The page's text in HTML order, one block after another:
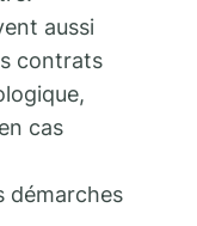
aussi
contrats
cas
démarches